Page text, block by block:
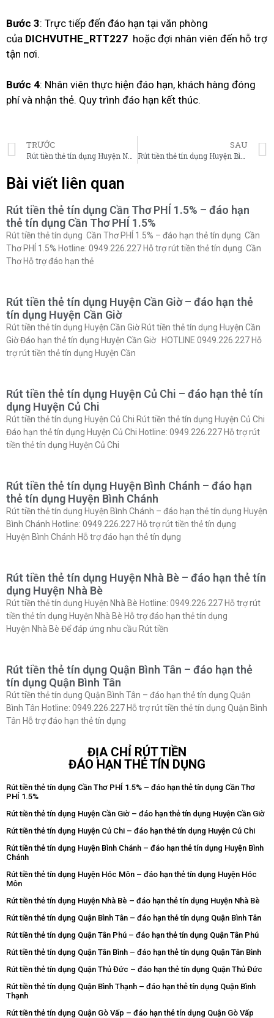
Bước 3: Trực tiếp đến đáo hạn tại văn phòng
của DICHVUTHE_RTT227 hoặc đợi nhân viên đến hỗ trợ
tận nơi.
Bước 4: Nhân viên thực hiện đáo hạn, khách hàng đóng
phí và nhận thẻ. Quy trình đáo hạn kết thúc.
TRƯỚC SAU
Bài viết liên quan
Rút tiền thẻ tín dụng Cần Thơ PHÍ 1.5% – đáo hạn
thẻ tín dụng Cần Thơ PHÍ 1.5%
Rút tiền thẻ tín dụng Cần Thơ PHÍ 1.5% – đáo hạn thẻ tín dụng Cần
Thơ PHÍ 1.5% Hotline: 0949.226.227 Hỗ trợ rút tiền thẻ tín dụng Cần
Thơ Hỗ trợ đáo hạn thẻ
Rút tiền thẻ tín dụng Huyện Cần Giờ – đáo hạn thẻ
tín dụng Huyện Cần Giờ
Rút tiền thẻ tín dụng Huyện Cần Giờ Rút tiền thẻ tín dụng Huyện Cần
Giờ Đáo hạn thẻ tín dụng Huyện Cần Giờ HOTLINE 0949.226.227 Hỗ
trợ rút tiền thẻ tín dụng Huyện Cần
Rút tiền thẻ tín dụng Huyện Củ Chi – đáo hạn thẻ tín
dụng Huyện Củ Chi
Rút tiền thẻ tín dụng Huyện Củ Chi Rút tiền thẻ tín dụng Huyện Củ Chi
Đáo hạn thẻ tín dụng Huyện Củ Chi Hotline: 0949.226.227 Hỗ trợ rút
tiền thẻ tín dụng Huyện Củ Chi
Rút tiền thẻ tín dụng Huyện Bình Chánh – đáo hạn
thẻ tín dụng Huyện Bình Chánh
Rút tiền thẻ tín dụng Huyện Bình Chánh – đáo hạn thẻ tín dụng Huyện
Bình Chánh Hotline: 0949.226.227 Hỗ trợ rút tiền thẻ tín dụng
Huyện Bình Chánh Hỗ trợ đáo hạn thẻ tín dụng
Rút tiền thẻ tín dụng Huyện Nhà Bè – đáo hạn thẻ tín
dụng Huyện Nhà Bè
Rút tiền thẻ tín dụng Huyện Nhà Bè Hotline: 0949.226.227 Hỗ trợ rút
tiền thẻ tín dụng Huyện Nhà Bè Hỗ trợ đáo hạn thẻ tín dụng
Huyện Nhà Bè Để đáp ứng nhu cầu Rút tiền
Rút tiền thẻ tín dụng Quận Bình Tân – đáo hạn thẻ
tín dụng Quận Bình Tân
Rút tiền thẻ tín dụng Quận Bình Tân – đáo hạn thẻ tín dụng Quận
Bình Tân Hotline: 0949.226.227 Hỗ trợ rút tiền thẻ tín dụng Quận Bình
Tân Hỗ trợ đáo hạn thẻ tín dụng
ĐỊA CHỈ RÚT TIỀN
ĐÁO HẠN THẺ TÍN DỤNG
Rút tiền thẻ tín dụng Cần Thơ PHÍ 1.5% – đáo hạn thẻ tín dụng Cần Thơ
PHÍ 1.5%
Rút tiền thẻ tín dụng Huyện Cần Giờ – đáo hạn thẻ tín dụng Huyện Cần Giờ
Rút tiền thẻ tín dụng Huyện Củ Chi – đáo hạn thẻ tín dụng Huyện Củ Chi
Rút tiền thẻ tín dụng Huyện Bình Chánh – đáo hạn thẻ tín dụng Huyện Bình
Chánh
Rút tiền thẻ tín dụng Huyện Hóc Môn – đáo hạn thẻ tín dụng Huyện Hóc
Môn
Rút tiền thẻ tín dụng Huyện Nhà Bè – đáo hạn thẻ tín dụng Huyện Nhà Bè
Rút tiền thẻ tín dụng Quận Bình Tân – đáo hạn thẻ tín dụng Quận Bình Tân
Rút tiền thẻ tín dụng Quận Tân Phú – đáo hạn thẻ tín dụng Quận Tân Phú
Rút tiền thẻ tín dụng Quận Tân Bình – đáo hạn thẻ tín dụng Quận Tân Bình
Rút tiền thẻ tín dụng Quận Thủ Đức – đáo hạn thẻ tín dụng Quận Thủ Đức
Rút tiền thẻ tín dụng Quận Bình Thạnh – đáo hạn thẻ tín dụng Quận Bình
Thạnh
Rút tiền thẻ tín dụng Quận Gò Vấp – đáo hạn thẻ tín dụng Quận Gò Vấp